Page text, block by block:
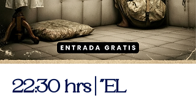
22:30 hrs | "EL